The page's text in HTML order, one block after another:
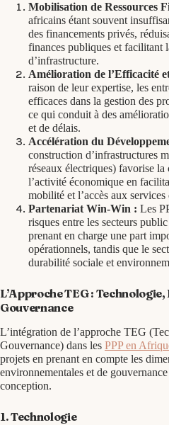
Mobilisation de Ressources
africains étant souvent
des financements privés,
finances publiques et facilitant
d’infrastructure.
Amélioration de l’Efficacité
raison de leur expertise, les
efficaces dans la gestion des
ce qui conduit à des
et de délais.
Accélération du
construction d’infrastructures
réseaux électriques) favorise
l’activité économique en
mobilité et l’accès aux services
Partenariat Win-Win : Les
risques entre les secteurs
prenant en charge une part
opérationnels, tandis que le
durabilité sociale et
L’Approche TEG :
Gouvernance
L’intégration de l’approche TEG
Gouvernance) dans les PPP en
projets en prenant en compte les
environnementales et de
conception.
1. Technologie